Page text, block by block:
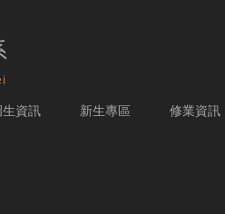
資訊 新生專區 修業資訊